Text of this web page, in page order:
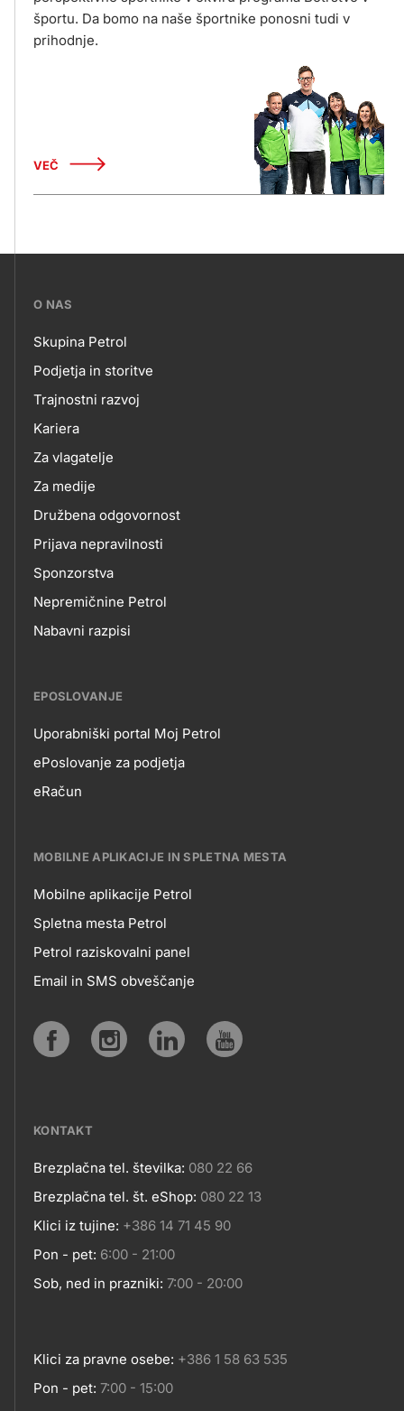
športu. Da bomo na naše športnike ponosni tudi v
prihodnje.
VEČ
???
skupno.footer-
title???
O NAS
O
NAS
Skupina Petrol
Podjetja in storitve
Trajnostni razvoj
Kariera
Za vlagatelje
Za medije
Družbena odgovornost
Prijava nepravilnosti
Sponzorstva
Nepremičnine Petrol
Nabavni razpisi
EPOSLOVANJE
EPOSLOVANJE
Uporabniški portal Moj Petrol
ePoslovanje za podjetja
eRačun
MOBILNE APLIKACIJE IN SPLETNA MESTA
MOBILNE
APLIKACIJE
SPLETNA
Mobilne aplikacije Petrol
Spletna mesta Petrol
Petrol raziskovalni panel
Email in SMS obveščanje
KONTAKT
Kontakt
Brezplačna tel. številka: 080 22 66
Brezplačna tel. št. eShop: 080 22 13
Klici iz tujine: +386 14 71 45 90
Pon - pet: 6:00 - 21:00
Sob, ned in prazniki: 7:00 - 20:00
Klici za pravne osebe: +386 1 58 63 535
Pon - pet: 7:00 - 15:00